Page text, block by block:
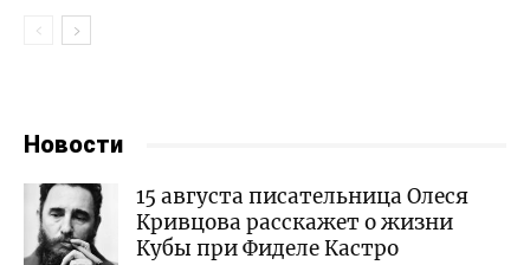
Новости
15 августа писательница Олеся
Кривцова расскажет о жизни
Кубы при Фиделе Кастро